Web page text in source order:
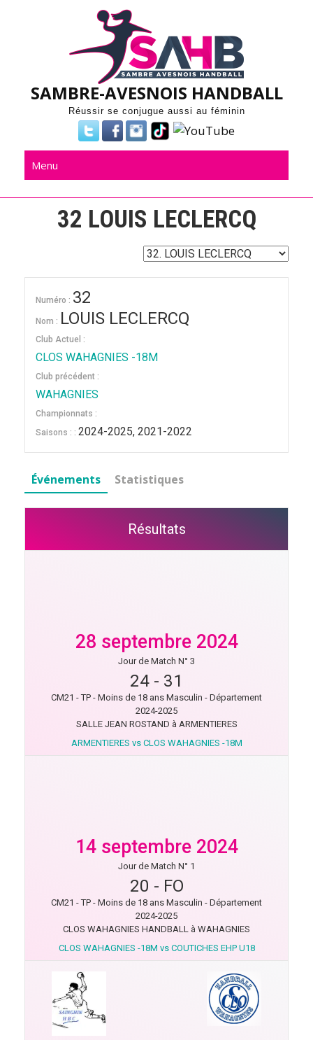
SAMBRE-AVESNOIS HANDBALL
Réussir se conjugue aussi au féminin
Menu
32 LOUIS LECLERCQ
Numéro : 32
Nom : LOUIS LECLERCQ
Club Actuel :
CLOS WAHAGNIES -18M
Club précédent :
WAHAGNIES
Championnats :
Saisons : : 2024-2025, 2021-2022
Événements Statistiques
Résultats
28 septembre 2024
Jour de Match N° 3
24 - 31
CM21 - TP - Moins de 18 ans Masculin - Département
2024-2025
SALLE JEAN ROSTAND à ARMENTIERES
ARMENTIERES vs CLOS WAHAGNIES -18M
14 septembre 2024
Jour de Match N° 1
20 - FO
CM21 - TP - Moins de 18 ans Masculin - Département
2024-2025
CLOS WAHAGNIES HANDBALL à WAHAGNIES
CLOS WAHAGNIES -18M vs COUTICHES EHP U18